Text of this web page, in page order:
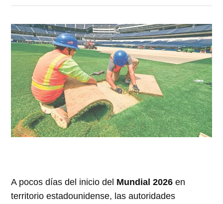
A pocos días del inicio del Mundial 2026 en
territorio estadounidense, las autoridades